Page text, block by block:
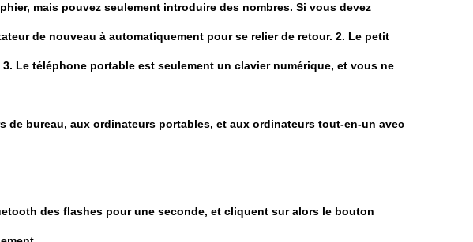
mais pouvez seulement introduire des nombres. Si vous devez
de nouveau à automatiquement pour se relier de retour. 2. Le petit
Le téléphone portable est seulement un clavier numérique, et vous ne
bureau, aux ordinateurs portables, et aux ordinateurs tout-en-un avec
des flashes pour une seconde, et cliquent sur alors le bouton